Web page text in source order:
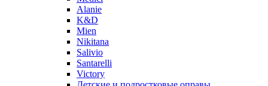
Alanie
K&D
Mien
Nikitana
Salivio
Santarelli
Victory